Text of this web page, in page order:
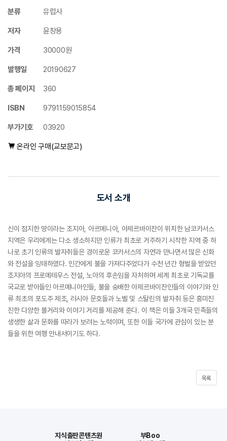
분류 유럽사
저자 윤창용
가격 30000원
발행일 20190627
총 페이지 360
ISBN 9791159015854
부가기호 03920
온라인 구매(교보문고)
도서 소개
신이 점지한 땅이라는 조지아, 아르메니아, 아제르바이잔이 위치한 남코카서스
지역은 우리에게는 다소 생소하지만 인류가 최초로 거주하기 시작한 지역 중 하
나로 초기 인류의 발자취들은 경이로운 코카서스의 자연과 만나면서 많은 신화
와 전설을 잉태하였다. 인간에게 불을 가져다주었다가 수천 년간 형벌을 받았던
조지아의 프로메테우스 전설, 노아의 후손임을 자처하며 세계 최초로 기독교를
국교로 받아들인 아르메니아인들, 불을 숭배한 아제르바이잔인들의 이야기와 인
류 최초의 포도주 제조, 러시아 문호들과 노벨 및 스탈린의 발자취 등은 흥미진
진한 다양한 볼거리와 이야기 거리를 제공해 준다. 이 책은 이들 3개국 민족들의
생생한 삶과 문화를 따라가 보려는 노력이며, 또한 이들 국가에 관심이 있는 분
들을 위한 여행 안내서이기도 하다.
목록
지식출판콘텐츠원
부Boo